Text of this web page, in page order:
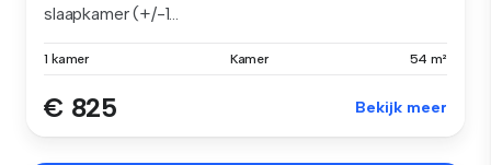
slaapkamer (+/-1...
1 kamer Kamer 54 m²
€ 825 Bekijk meer